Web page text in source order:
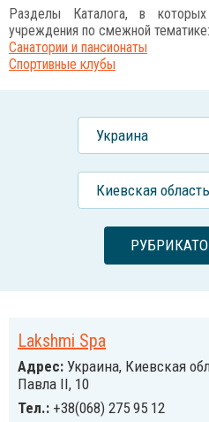
Разделы Каталога, в
учреждения по смежной тематике:
Санатории и пансионаты
Спортивные клубы
Украина
Киевская область
Lakshmi Spa
Адрес: Украина, Киевская
Павла ІІ, 10
Тел.: +38(068) 275 95 12